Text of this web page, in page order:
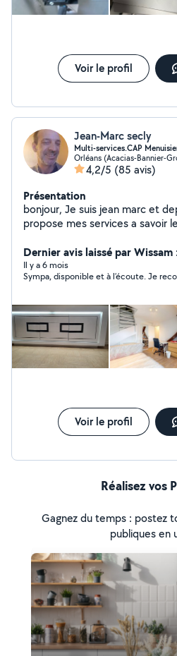
Voir le profil
Jean-Marc secly
Multi-services.CAP
Orléans (Acacias-Bannier-
4,2/5 (85 avis)
Présentation
bonjour, Je suis jean marc et
propose mes services a savoir
photos et videos de chantiers..... Apres il y a
chantiers ou certains clients qui
negatifs mais 98% de positif sur
bâtiment. j'ai suivi des formations ( notamment sur la
gamme IKEA) et autres corps de métiers du bâtiment
et pris depuis toutes ces
plus important !!! Sérieux, et de confiance. TRES BIEN
OUTILLÉ... je suis experimente meubles IKEA. LEROY
disposition. Jean marc
Dernier avis laissé par
Il y a 6 mois
Sympa, disponible et à l’écoute. Je
Voir le profil
Réalisez vos
Gagnez du temps : postez
publiques en